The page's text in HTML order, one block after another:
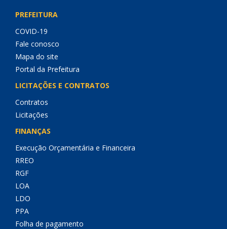
PREFEITURA
COVID-19
Fale conosco
Mapa do site
Portal da Prefeitura
LICITAÇÕES E CONTRATOS
Contratos
Licitações
FINANÇAS
Execução Orçamentária e Financeira
RREO
RGF
LOA
LDO
PPA
Folha de pagamento